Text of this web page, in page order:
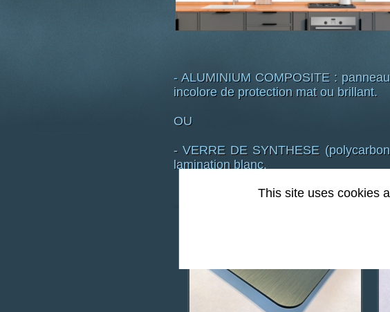
- ALUMINIUM COMPOSITE :
incolore de protection mat ou brillant.
OU
- VERRE DE SYNTHESE
lamination blanc.
This site uses cookies